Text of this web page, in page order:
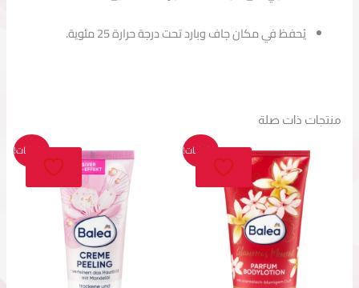
يُحفظفيمكانجافوباردتحتدرجةحرارة25 مئوية.
منتجات ذات صلة
تخفيضات! الأصلي
هو:
54,00د.م..
السعر
الحالي
هو:
49,00د.م..
تخفيضات! الأصلي
هو:
49,00د.م..
السعر
الحالي
هو:
29,00د.م..